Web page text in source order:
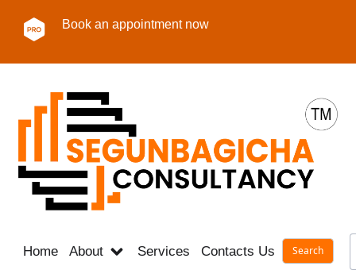
Book an appointment now
Home About Services Contacts Us Career